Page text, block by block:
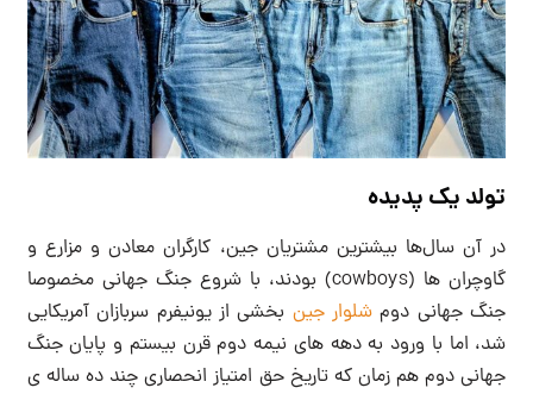
تولد یک پدیده
در آن سال‌ها بیشترین مشتریان جین، کارگران معادن و مزارع و
گاوچران ها (cowboys) بودند، با شروع جنگ جهانی مخصوصا
جنگ جهانی دوم شلوار جین بخشی از یونیفرم سربازان آمریکایی
شد، اما با ورود به دهه های نیمه دوم قرن بیستم و پایان جنگ
جهانی دوم هم زمان که تاریخ حق امتیاز انحصاری چند ده ساله ی